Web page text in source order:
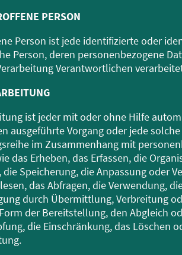
PERSON
Person ist jede identifizierte oder
Person, deren personenbezogene
Verantwortlichen
ist jeder mit oder ohne Hilfe
ausgeführte Vorgang oder jede solche
im Zusammenhang mit
das Erheben, das Erfassen, die
die Speicherung, die Anpassung oder
das Abfragen, die Verwendung,
durch Übermittlung, Verbreitung
der Bereitstellung, den Abgleich
die Einschränkung, das Löschen